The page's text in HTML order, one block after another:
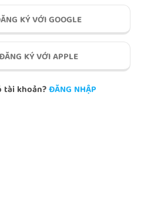
KÝ VỚI GOOGLE
KÝ VỚI APPLE
tài khoản?ĐĂNG NHẬP